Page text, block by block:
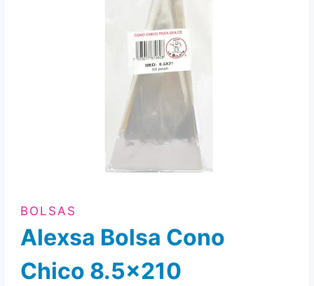
BOLSAS
Alexsa Bolsa Cono
Chico 8.5×210